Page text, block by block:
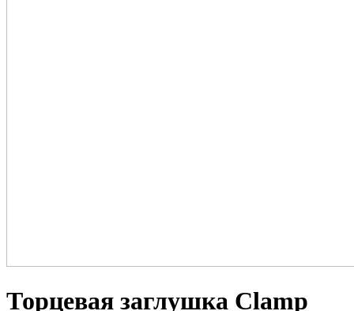
Торцевая заглушка Clamp